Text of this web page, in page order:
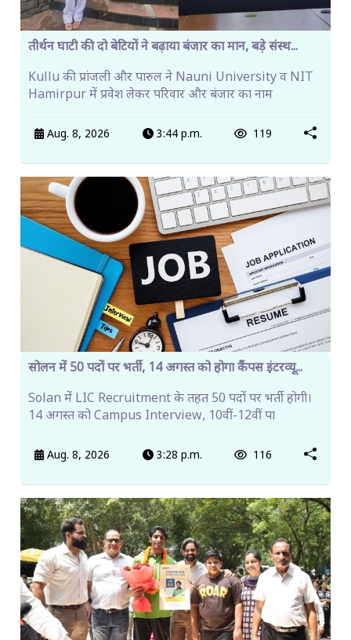
तीर्थन घाटी की दो बेटियों ने बढ़ाया बंजार का मान, बड़े संस्थ...
Kullu की प्रांजली और पारुल ने Nauni University व NIT
Hamirpur में प्रवेश लेकर परिवार और बंजार का नाम
Aug. 8, 2026 3:44 p.m. 119
सोलन में 50 पदों पर भर्ती, 14 अगस्त को होगा कैंपस इंटरव्यू...
Solan में LIC Recruitment के तहत 50 पदों पर भर्ती होगी।
14 अगस्त को Campus Interview, 10वीं-12वीं पा
Aug. 8, 2026 3:28 p.m. 116